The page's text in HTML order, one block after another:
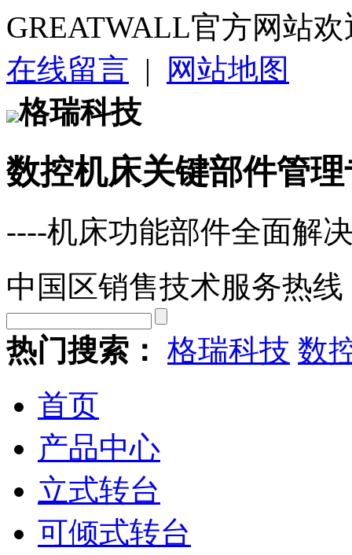
GREATWALL官方网站
在线留言 |
网站地图
格瑞科技
数控机床关键部件管
----机床功能部件全面解
中国区销售技术服务热线
热门搜索： 格瑞科技 数
首页
产品中心
立式转台
可倾式转台